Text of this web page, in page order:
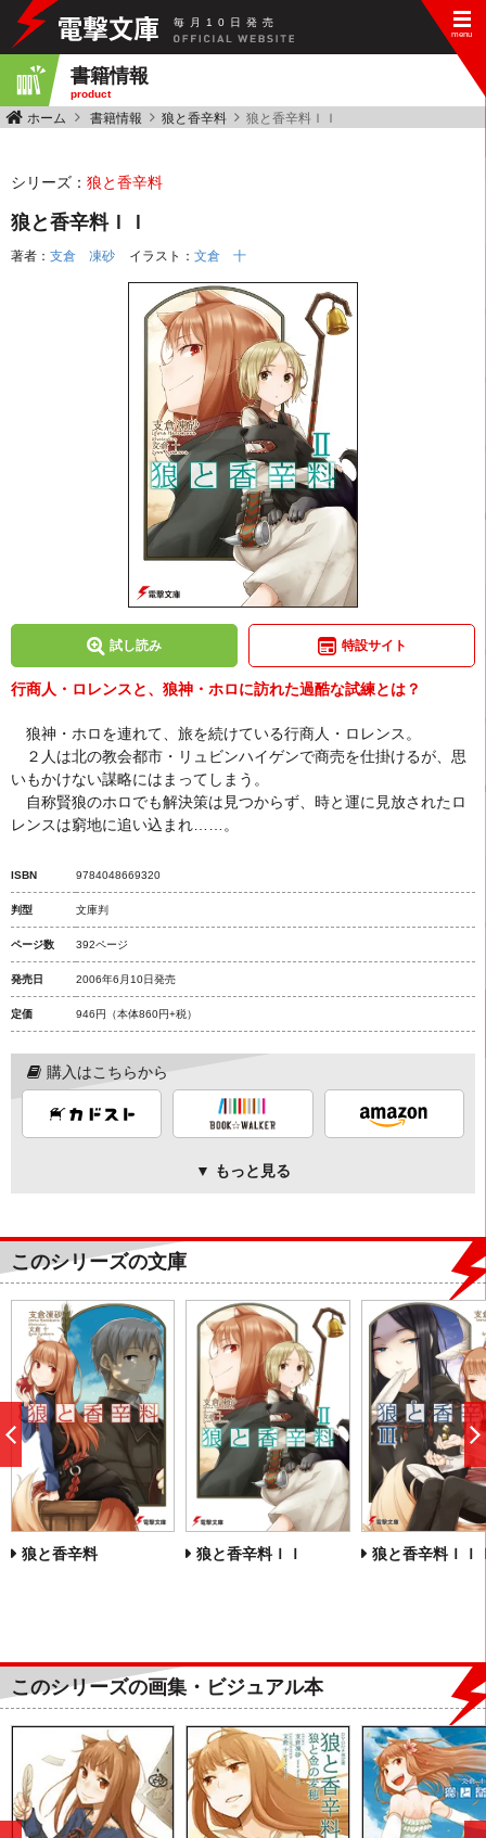
毎 月 10 日 発 売
書籍情報
product
ホーム 書籍情報 狼と香辛料 狼と香辛料ＩＩ
シリーズ： 狼と香辛料
狼と香辛料ＩＩ
著者： 支倉 凍砂 イラスト： 文倉 十
試し読み 特設サイト
行商人・ロレンスと、狼神・ホロに訪れた過酷な試練とは？
狼神・ホロを連れて、旅を続けている行商人・ロレンス。
２人は北の教会都市・リュビンハイゲンで商売を仕掛けるが、思
いもかけない謀略にはまってしまう。
自称賢狼のホロでも解決策は見つからず、時と運に見放されたロ
レンスは窮地に追い込まれ……。
ISBN 9784048669320
判型 文庫判
ページ数 392ページ
発売日 2006年6月10日発売
定価 946円 （本体860円+税）
購入はこちらから
▼ もっと見る
このシリーズの文庫
狼と香辛料 狼と香辛料ＩＩ 狼と香辛料ＩＩ
へ
このシリーズの画集・ビジュアル本